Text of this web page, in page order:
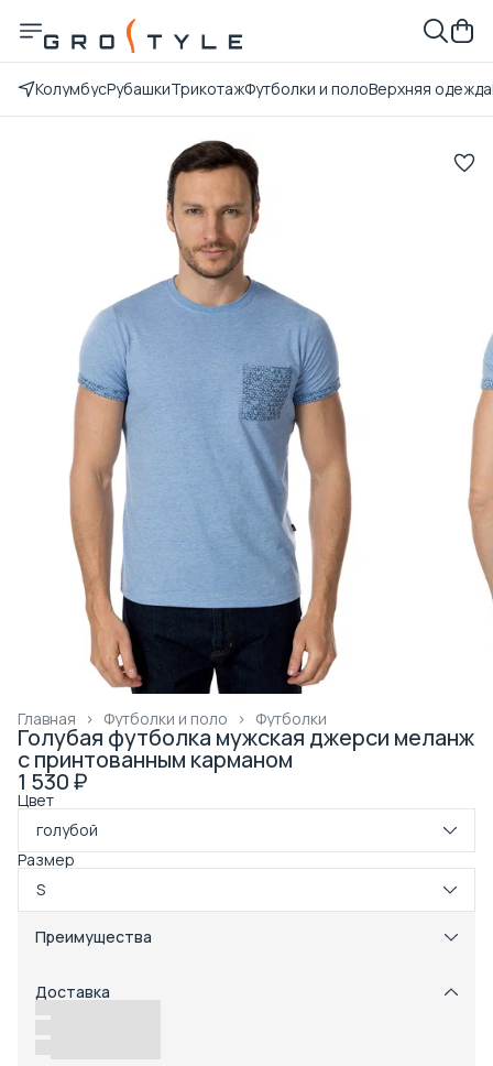
КолумбусРубашкиТрикотажФутболки и полоВерхняя одежда
Футболки
Футболки и поло ›
Главная ›
Голубая футболка мужская джерси меланж
с принтованным карманом
1 530 ₽
Цвет
голубой
Размер
S
Преимущества
Примерка при получении в пункте выдачи
Возможность отказаться от части товаров
Доставка